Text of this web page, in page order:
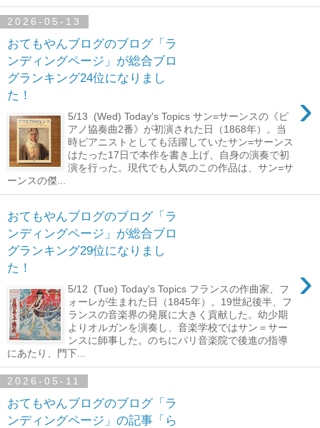
2026-05-13
おてもやんブログのブログ「ラ
ンディングページ」が総合ブロ
グランキング24位になりまし
た！
›
5/13 (Wed) Today's Topics サン=サーンスの《ピ
アノ協奏曲2番》が初演された日（1868年）。当
時ピアニストとしても活躍していたサン=サーンス
はたった17日で本作を書き上げ、自身の演奏で初
演を行った。現代でも人気のこの作品は、サン=サ
ーンスの傑...
おてもやんブログのブログ「ラ
ンディングページ」が総合ブロ
グランキング29位になりまし
た！
›
5/12 (Tue) Today's Topics フランスの作曲家、フ
ォーレが生まれた日（1845年）。19世紀後半、フ
ランスの音楽界の発展に大きく貢献した。幼少期
よりオルガンを演奏し、音楽学校ではサン＝サー
ンスに師事した。のちにパリ音楽院で後進の指導
にあたり、門下...
2026-05-11
おてもやんブログのブログ「ラ
ンディングページ」の記事「ら